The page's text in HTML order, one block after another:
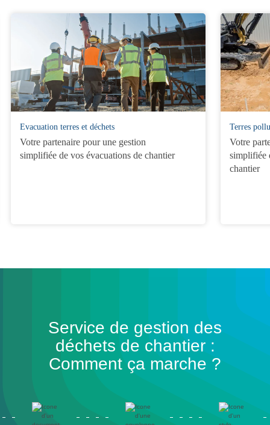
Evacuation terres et déchets
Votre partenaire pour une gestion
simplifiée de vos évacuations de chantier
Terres
Votre
simplifiée
chantier
Service de gestion des
déchets de chantier :
Comment ça marche ?